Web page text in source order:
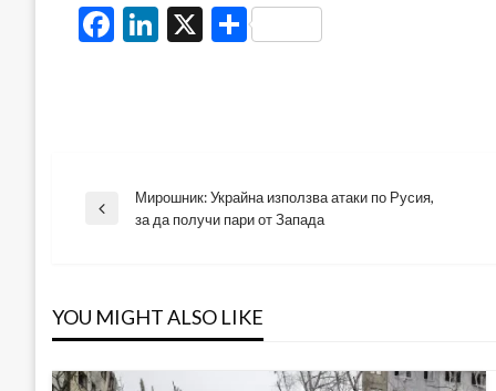
Facebook
LinkedIn
X Share
Навигация
Previous
Мирошник: Украйна използва атаки по Русия,
за да получи пари от Запада
YOU MIGHT ALSO LIKE